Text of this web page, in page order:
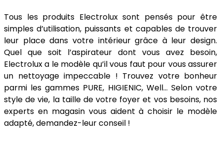
Tous les produits Electrolux sont pensés pour être
simples d’utilisation, puissants et capables de trouver
leur place dans votre intérieur grâce à leur design.
Quel que soit l’aspirateur dont vous avez besoin,
Electrolux a le modèle qu’il vous faut pour vous assurer
un nettoyage impeccable ! Trouvez votre bonheur
parmi les gammes PURE, HIGIENIC, Well… Selon votre
style de vie, la taille de votre foyer et vos besoins, nos
experts en magasin vous aident à choisir le modèle
adapté, demandez-leur conseil !